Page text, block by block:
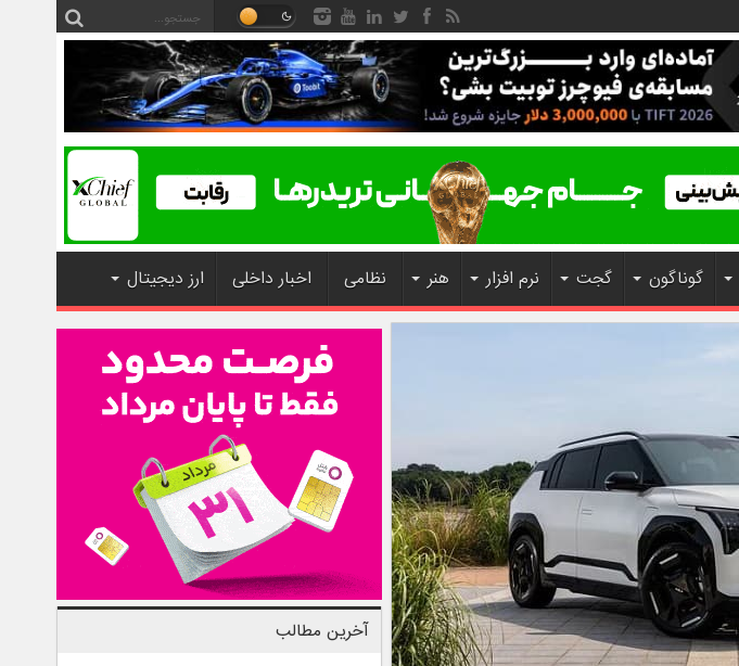
گوناگون گجت نرم افزار هنر نظامی اخبار داخلی ارز دیجیتال
آخرین مطالب